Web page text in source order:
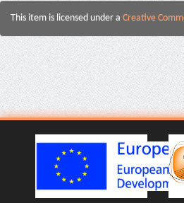
This item is licensed under a Creative